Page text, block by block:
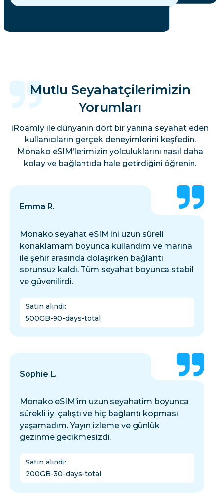
Mutlu Seyahatçilerimizin
Yorumları
iRoamly ile dünyanın dört bir yanına seyahat eden
kullanıcıların gerçek deneyimlerini keşfedin.
Monako eSIM’lerimizin yolculuklarını nasıl daha
kolay ve bağlantıda hale getirdiğini öğrenin.
Emma R.
Monako seyahat eSIM’ini uzun süreli
konaklamam boyunca kullandım ve marina
ile şehir arasında dolaşırken bağlantı
sorunsuz kaldı. Tüm seyahat boyunca stabil
ve güvenilirdi.
Satın alındı:
500GB-90-days-total
Sophie L.
Monako eSIM’im uzun seyahatim boyunca
sürekli iyi çalıştı ve hiç bağlantı kopması
yaşamadım. Yayın izleme ve günlük
gezinme gecikmesizdi.
Satın alındı:
200GB-30-days-total